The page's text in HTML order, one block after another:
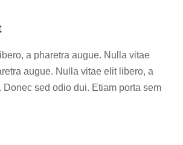
a pharetra augue. Nulla vitae
augue. Nulla vitae elit libero, a
Donec sed odio dui. Etiam porta sem